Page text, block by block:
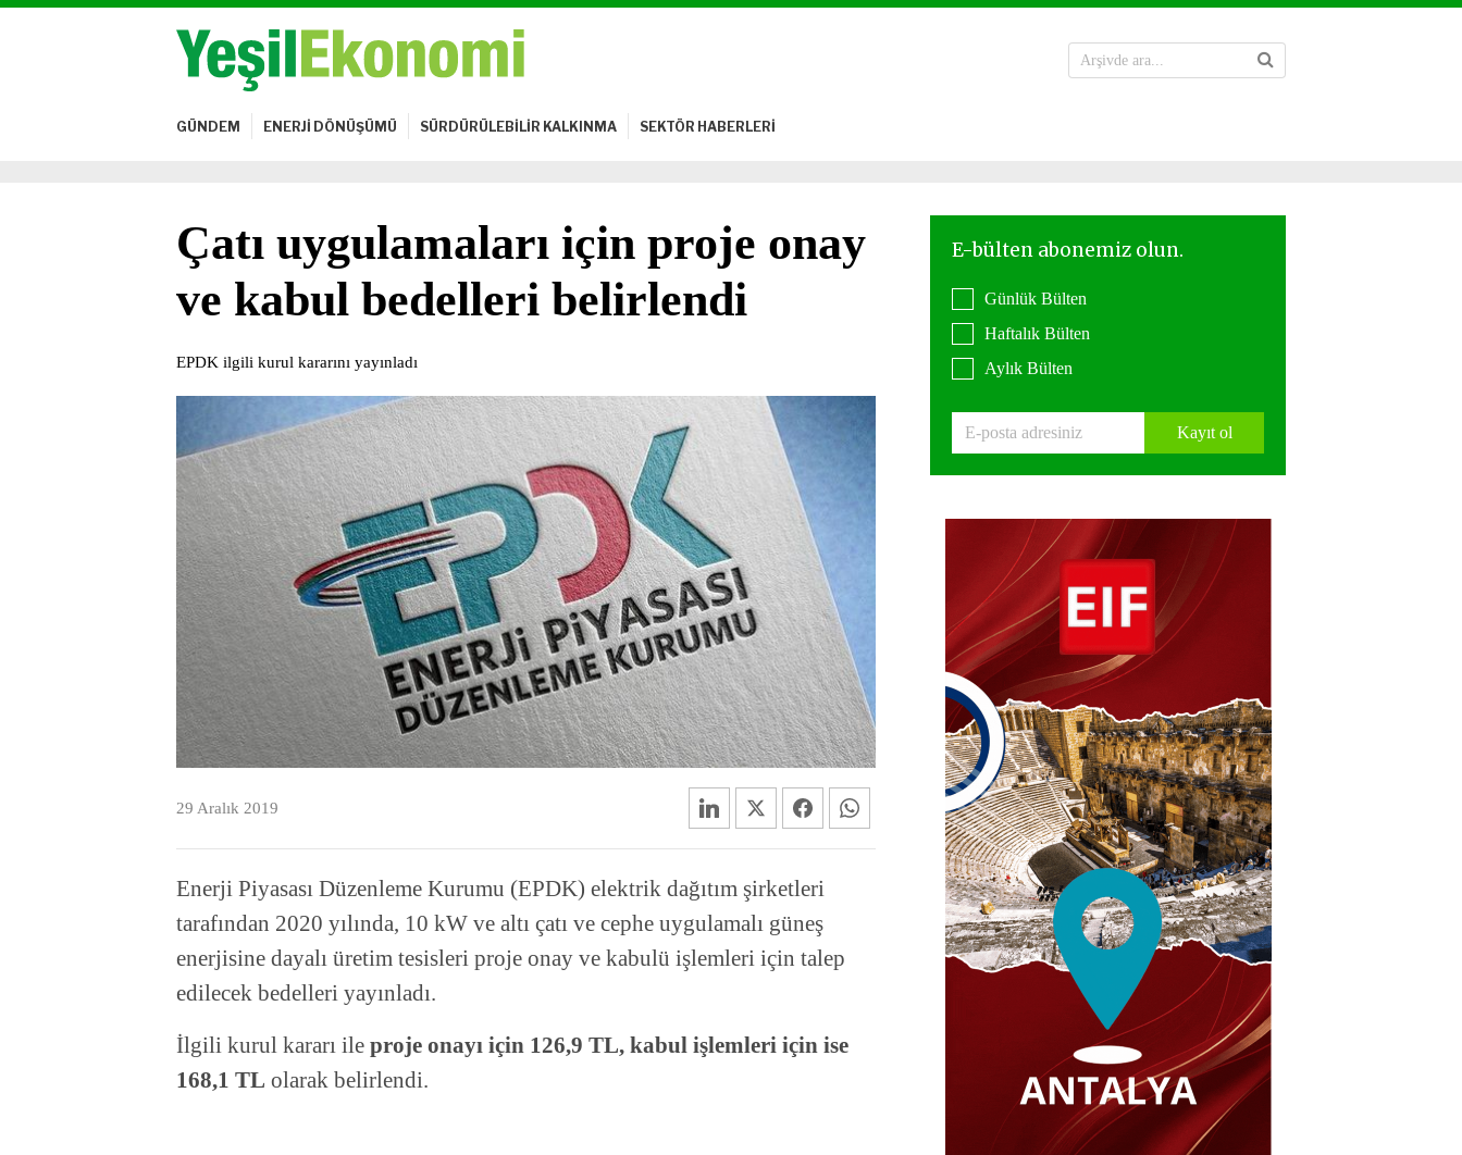
GÜNDEM ENERJİ DÖNÜŞÜMÜ SÜRDÜRÜLEBİLİR KALKINMA SEKTÖR HABERLERİ
Çatı uygulamaları için proje onay
ve kabul bedelleri belirlendi
EPDK ilgili kurul kararını yayınladı
29 Aralık 2019
Enerji Piyasası Düzenleme Kurumu (EPDK) elektrik dağıtım şirketleri
tarafından 2020 yılında, 10 kW ve altı çatı ve cephe uygulamalı güneş
enerjisine dayalı üretim tesisleri proje onay ve kabulü işlemleri için talep
edilecek bedelleri yayınladı.
İlgili kurul kararı ile proje onayı için 126,9 TL, kabul işlemleri için ise
168,1 TL olarak belirlendi.
Günlük Bülten
Haftalık Bülten
Aylık Bülten
Kayıt ol